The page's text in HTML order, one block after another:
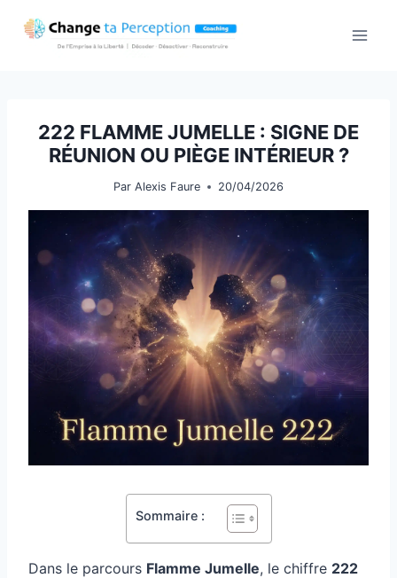
222 FLAMME JUMELLE : SIGNE DE
RÉUNION OU PIÈGE INTÉRIEUR ?
Par Alexis Faure 20/04/2026
Sommaire :
Dans le parcours Flamme Jumelle, le chiffre 222